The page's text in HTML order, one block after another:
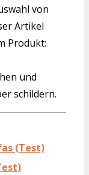
von
Artikel
Produkt:
und
schildern.
(Test)